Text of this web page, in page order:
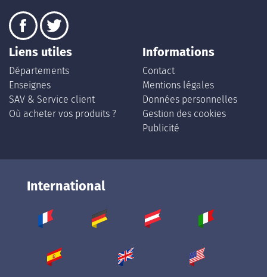
Liens utiles
Départements
Enseignes
SAV & Service client
Où acheter vos produits ?
Informations
Contact
Mentions légales
Données personnelles
Gestion des cookies
Publicité
International